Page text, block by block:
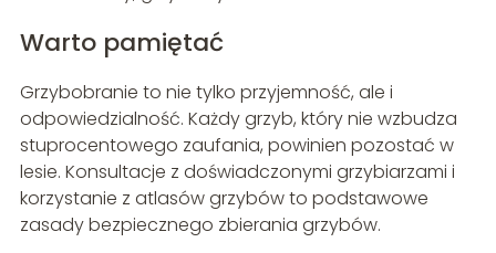
Warto pamiętać
Grzybobranie to nie tylko przyjemność, ale i
odpowiedzialność. Każdy grzyb, który nie wzbudza
stuprocentowego zaufania, powinien pozostać w
lesie. Konsultacje z doświadczonymi grzybiarzami i
korzystanie z atlasów grzybów to podstawowe
zasady bezpiecznego zbierania grzybów.